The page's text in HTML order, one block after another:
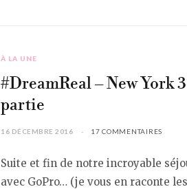
À LA UNE
#DreamReal – New York
partie
16 DÉCEMBRE 2016 17 COMMENTAIRES
Suite et fin de notre incroyable
avec GoPro… (je vous en raconte